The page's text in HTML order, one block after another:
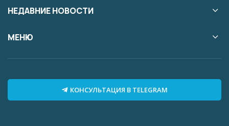
НЕДАВНИЕ НОВОСТИ
МЕНЮ
КОНСУЛЬТАЦИЯ В TELEGRAM